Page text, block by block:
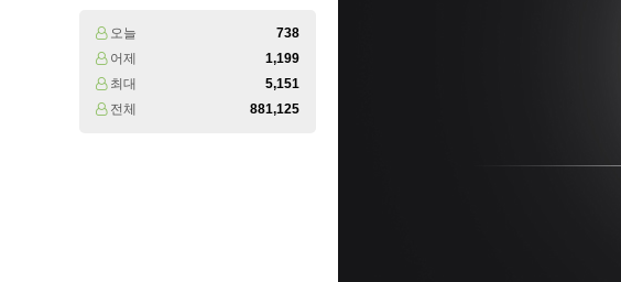
오늘
738
어제
1,199
최대
5,151
전체
881,125